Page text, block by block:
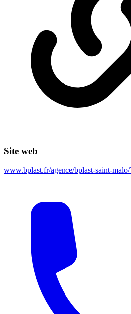
Site web
www.bplast.fr/agence/bplast-saint-